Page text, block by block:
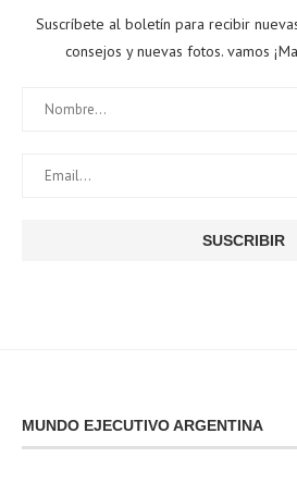
Suscríbete al boletín para recibir
consejos y nuevas fotos. vamos
MUNDO EJECUTIVO ARGENTINA